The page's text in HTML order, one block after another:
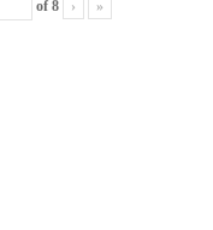
of 8 › »